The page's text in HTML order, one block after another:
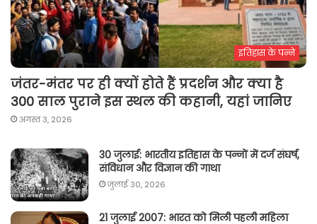
इतिहास के पन्ने
जंतर-मंतर पर ही क्यों होते हैं प्रदर्शन और क्या है
300 साल पुराने इस स्थल की कहानी, यहां जानिए
अगस्त 3, 2026
30 जुलाई: भारतीय इतिहास के पन्नों में दर्ज संघर्ष,
संविधान और विज्ञान की गाथा
जुलाई 30, 2026
21 जुलाई 2007: भारत को मिली पहली महिला